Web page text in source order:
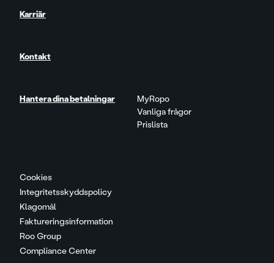
Cookies
Integritetsskyddspolicy
Klagomål
Faktureringsinformation
Roo Group
Compliance Center
Karriär
Kontakt
Hantera dina betalningar
MyRopo
Vanliga frågor
Prislista